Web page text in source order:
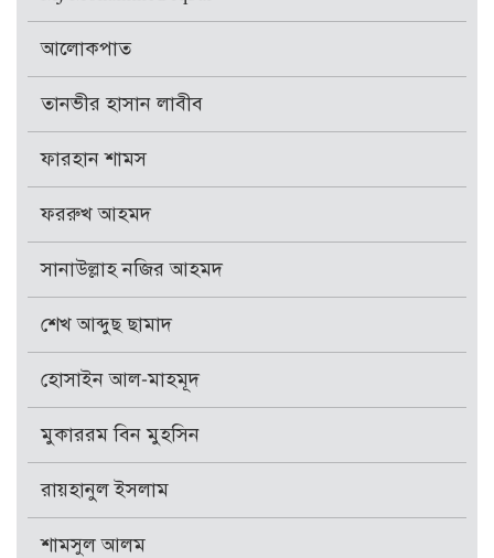
আলোকপাত
তানভীর হাসান লাবীব
ফারহান শামস
ফররুখ আহমদ
সানাউল্লাহ নজির আহমদ
শেখ আব্দুছ ছামাদ
হোসাইন আল-মাহমূদ
মুকাররম বিন মুহসিন
রায়হানুল ইসলাম
শামসুল আলম